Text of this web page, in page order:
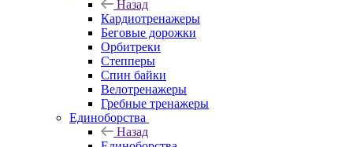
Назад
Кардиотренажеры
Беговые дорожки
Орбитреки
Степперы
Спин байки
Велотренажеры
Гребные тренажеры
Единоборства
Назад